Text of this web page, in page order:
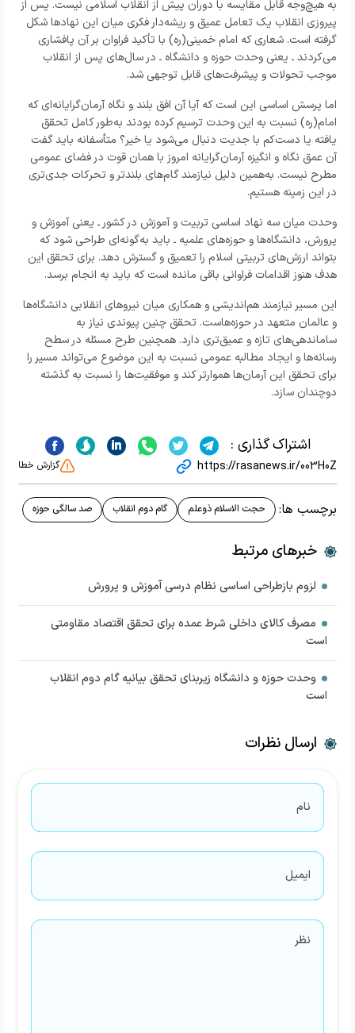
به هیچ‌وجه قابل مقایسه با دوران پیش از انقلاب اسلامی نیست. پس از
پیروزی انقلاب یک تعامل عمیق و ریشه‌دار فکری میان این نهادها شکل
گرفته است. شعاری که امام خمینی(ره) با تأکید فراوان بر آن پافشاری
می‌کردند ـ یعنی وحدت حوزه و دانشگاه ـ در سال‌های پس از انقلاب
موجب تحولات و پیشرفت‌های قابل توجهی شد.
اما پرسش اساسی این است که آیا آن افق بلند و نگاه آرمان‌گرایانه‌ای که
امام(ره) نسبت به این وحدت ترسیم کرده بودند به‌طور کامل تحقق
یافته یا دست‌کم با جدیت دنبال می‌شود یا خیر؟ متأسفانه باید گفت
آن عمق نگاه و انگیزه آرمان‌گرایانه امروز با همان قوت در فضای عمومی
مطرح نیست. به‌همین دلیل نیازمند گام‌های بلندتر و تحرکات جدی‌تری
در این زمینه هستیم.
وحدت میان سه نهاد اساسی تربیت و آموزش در کشور ـ یعنی آموزش و
پرورش، دانشگاه‌ها و حوزه‌های علمیه ـ باید به‌گونه‌ای طراحی شود که
بتواند ارزش‌های تربیتی اسلام را تعمیق و گسترش دهد. برای تحقق این
هدف هنوز اقدامات فراوانی باقی مانده است که باید به انجام برسد.
این مسیر نیازمند هم‌اندیشی و همکاری میان نیروهای انقلابی دانشگاه‌ها
و عالمان متعهد در حوزه‌هاست. تحقق چنین پیوندی نیاز به
ساماندهی‌های تازه و عمیق‌تری دارد. همچنین طرح مسئله در سطح
رسانه‌ها و ایجاد مطالبه عمومی نسبت به این موضوع می‌تواند مسیر را
برای تحقق این آرمان‌ها هموارتر کند و موفقیت‌ها را نسبت به گذشته
دوچندان سازد.
اشتراک گذاری :
https://rasanews.ir/003H0Z گزارش خطا
برچسب ها: حجت الاسلام ذوعلم گام دوم انقلاب صد سالگی حوزه
خبرهای مرتبط
لزوم بازطراحی اساسی نظام درسی آموزش و پرورش
مصرف کالای داخلی شرط عمده برای تحقق اقتصاد مقاومتی
است
وحدت حوزه و دانشگاه زیربنای تحقق بیانیه گام دوم انقلاب
است
ارسال نظرات